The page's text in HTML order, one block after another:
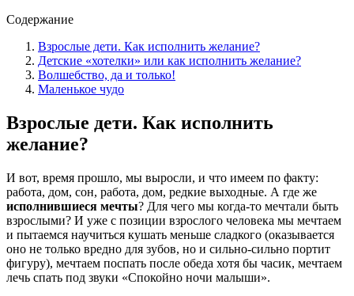
Содержание
Взрослые дети. Как исполнить желание?
Детские «хотелки» или как исполнить желание?
Волшебство, да и только!
Маленькое чудо
Взрослые дети. Как исполнить
желание?
И вот, время прошло, мы выросли, и что имеем по факту:
работа, дом, сон, работа, дом, редкие выходные. А где же
исполнившиеся мечты? Для чего мы когда-то мечтали быть
взрослыми? И уже с позиции взрослого человека мы мечтаем
и пытаемся научиться кушать меньше сладкого (оказывается
оно не только вредно для зубов, но и сильно-сильно портит
фигуру), мечтаем поспать после обеда хотя бы часик, мечтаем
лечь спать под звуки «Спокойно ночи малыши».